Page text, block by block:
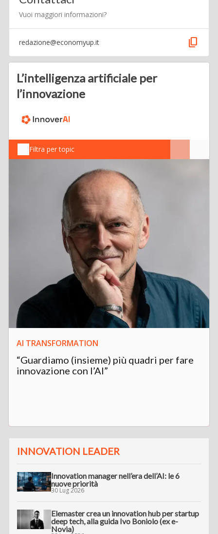
Vuoi maggiori informazioni?
redazione@economyup.it content_copy
L’intelligenza artificiale per
l’innovazione
Filtra per topic
AI TRANSFORMATION
“Guardiamo (insieme) più quadri per fare
innovazione con l’AI”
INNOVATION LEADER
Innovation manager nell’era dell’AI: le 6
nuove priorità
30 Lug 2026
Elemaster crea un innovation hub per startup
deep tech, alla guida Ivo Boniolo (ex e-
Novia)